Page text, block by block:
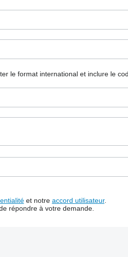
le format international et inclure le
et notre accord utilisateur.
répondre à votre demande.